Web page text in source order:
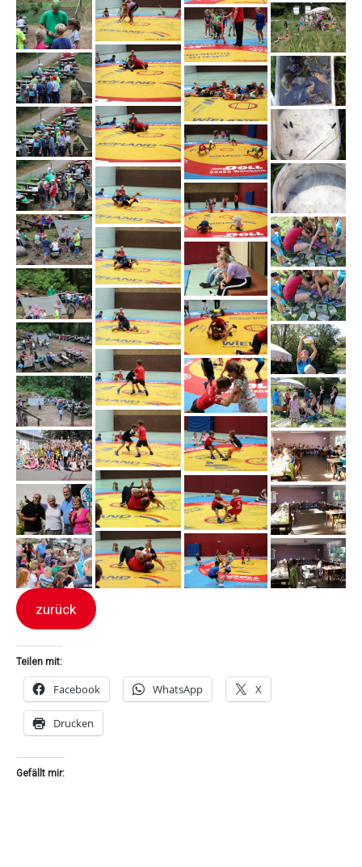
zurück
Teilen mit:
Facebook WhatsApp X
Drucken
Gefällt mir: